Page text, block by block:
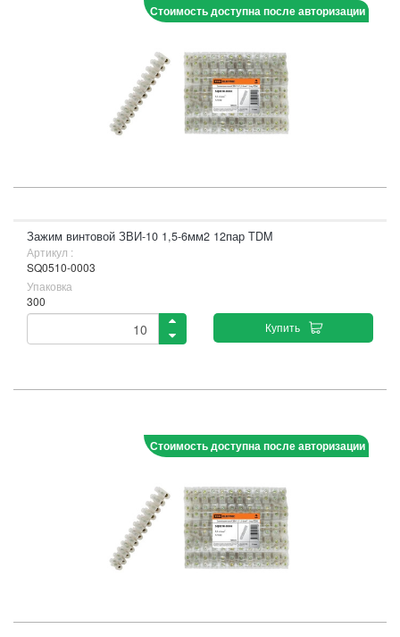
Стоимость доступна после авторизации
Зажим винтовой ЗВИ-10 1,5-6мм2 12пар TDM
Артикул :
SQ0510-0003
Упаковка
300
Купить
Стоимость доступна после авторизации